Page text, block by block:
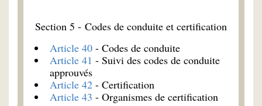
Section 5 - Codes de conduite et certification
Article 40 - Codes de conduite
Article 41 - Suivi des codes de conduite
approuvés
Article 42 - Certification
Article 43 - Organismes de certification